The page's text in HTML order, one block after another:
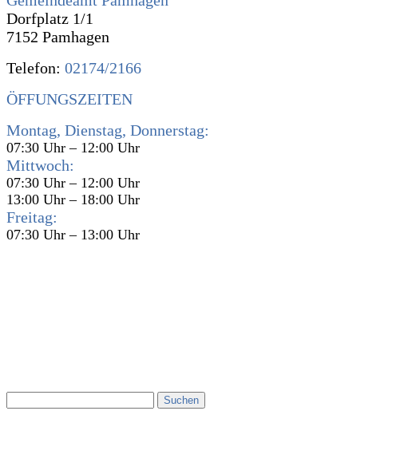
Dorfplatz 1/1
7152 Pamhagen
Telefon: 02174/2166
ÖFFUNGSZEITEN
Montag, Dienstag, Donnerstag:
07:30 Uhr – 12:00 Uhr
Mittwoch:
07:30 Uhr – 12:00 Uhr
13:00 Uhr – 18:00 Uhr
Freitag:
07:30 Uhr – 13:00 Uhr